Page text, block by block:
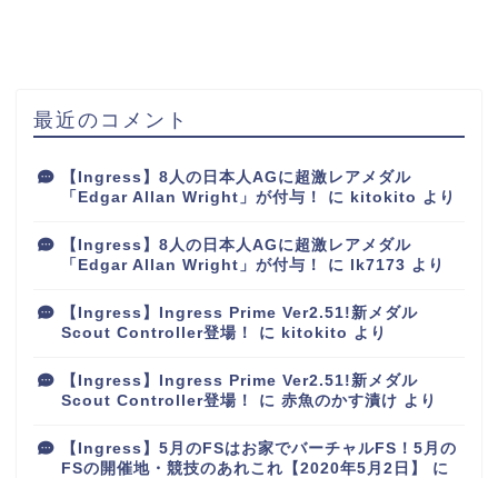
最近のコメント
【Ingress】8人の日本人AGに超激レアメダル
「Edgar Allan Wright」が付与！
に kitokito より
【Ingress】8人の日本人AGに超激レアメダル
「Edgar Allan Wright」が付与！
に lk7173 より
【Ingress】Ingress Prime Ver2.51!新メダル
Scout Controller登場！
に kitokito より
【Ingress】Ingress Prime Ver2.51!新メダル
Scout Controller登場！
に 赤魚のかす漬け より
【Ingress】5月のFSはお家でバーチャルFS！5月の
FSの開催地・競技のあれこれ【2020年5月2日】
に